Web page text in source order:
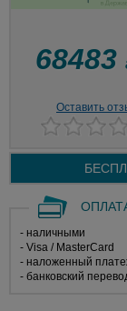
68483
Оставить
- наличными
- Visa / MasterCard
- наложенный
- банковский